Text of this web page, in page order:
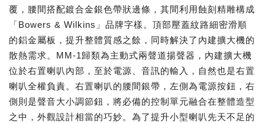
覆，腰間搭配鍍合金銀色帶狀邊條，其間利用蝕刻精雕構成
「Bowers & Wilkins」品牌字樣。頂部壓蓋紋路細密滑順
的鋁金屬板，提升整體質感之餘，同時解決了內建擴大機的
散熱需求。MM-1歸類為主動式兩聲道揚聲器，內建擴大機
位於右置喇叭內部，至於電源、音訊的輸入，自然也是右置
喇叭全權負責。右置喇叭的腰間銀帶，左側為電源按鈕，右
側則是聲音大小調節鈕，將必備的控制單元融合在整體造型
之中，外觀設計相當的巧妙。為了提升小型喇叭先天不足的